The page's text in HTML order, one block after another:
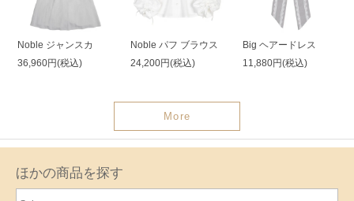
Noble ジャンスカ
36,960円(税込)
Noble パフ ブラウス
24,200円(税込)
Big ヘアードレス
11,880円(税込)
More
ほかの商品を探す